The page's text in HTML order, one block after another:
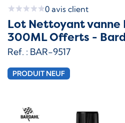
0 avis client
Lot Nettoyant vanne
300ML Offerts -
Ref. : BAR-9517
PRODUIT NEUF